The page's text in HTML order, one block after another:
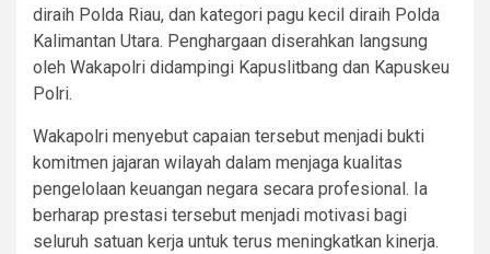
diraih Polda Riau, dan kategori pagu kecil diraih Polda
Kalimantan Utara. Penghargaan diserahkan langsung
oleh Wakapolri didampingi Kapuslitbang dan Kapuskeu
Polri.
Wakapolri menyebut capaian tersebut menjadi bukti
komitmen jajaran wilayah dalam menjaga kualitas
pengelolaan keuangan negara secara profesional. Ia
berharap prestasi tersebut menjadi motivasi bagi
seluruh satuan kerja untuk terus meningkatkan kinerja.